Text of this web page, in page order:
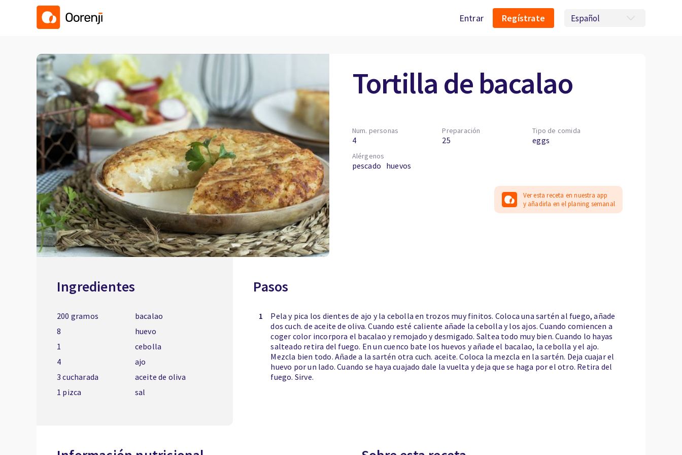
Entrar Regístrate
Tortilla de bacalao
Num. personas
4
Preparación
25
Tipo de comida
eggs
Alérgenos
pescado huevos
Ver esta receta en nuestra app
y añadirla en el planing semanal
Ingredientes
200 gramos
bacalao
8
huevo
1
cebolla
4
ajo
3 cucharada
aceite de oliva
1 pizca
sal
Pasos
1
Pela y pica los dientes de ajo y la cebolla en trozos muy finitos. Coloca una sartén al fuego, añade
dos cuch. de aceite de oliva. Cuando esté caliente añade la cebolla y los ajos. Cuando comiencen a
coger color incorpora el bacalao y remojado y desmigado. Saltea todo muy bien. Cuando lo hayas
salteado retira del fuego. En un cuenco bate los huevos y añade el bacalao, la cebolla y el ajo.
Mezcla bien todo. Añade a la sartén otra cuch. aceite. Coloca la mezcla en la sartén. Deja cuajar el
huevo por un lado. Cuando se haya cuajado dale la vuelta y deja que se haga por el otro. Retira del
fuego. Sirve.